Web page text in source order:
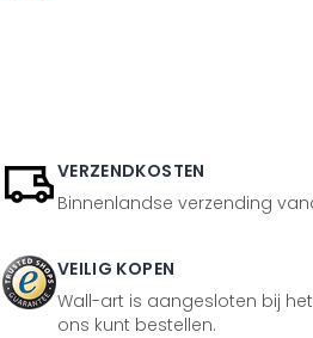
VERZENDKOSTEN
Binnenlandse verzending
VEILIG KOPEN
Wall-art is aangesloten bij
ons kunt bestellen.